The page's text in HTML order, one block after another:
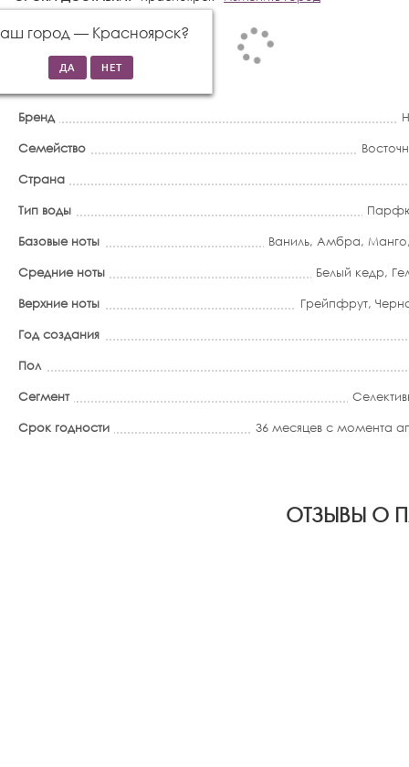
город — Красноярск?
Бренд
Семейство
Страна
Тип воды
Базовые ноты
Ваниль, Амбра, Манго,
Средние ноты
Белый кедр,
Верхние ноты
Грейпфрут,
Год создания
Пол
Сегмент
Срок годности
36 месяцев с момента
ОТЗЫВЫ О